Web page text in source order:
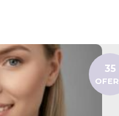
35